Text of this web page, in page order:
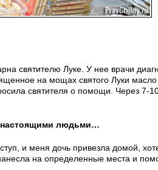
святителю Луке. У нее врачи
на мощах святого Луки
святителя о помощи. Через 7-
настоящими людьми…
и меня дочь привезла домой,
на определенные места и